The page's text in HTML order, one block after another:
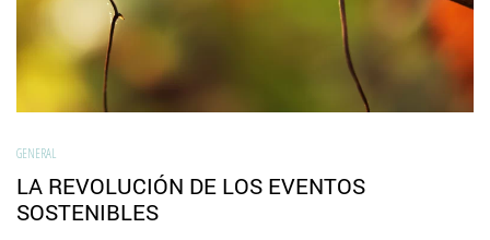
GENERAL
LA REVOLUCIÓN DE LOS EVENTOS
SOSTENIBLES